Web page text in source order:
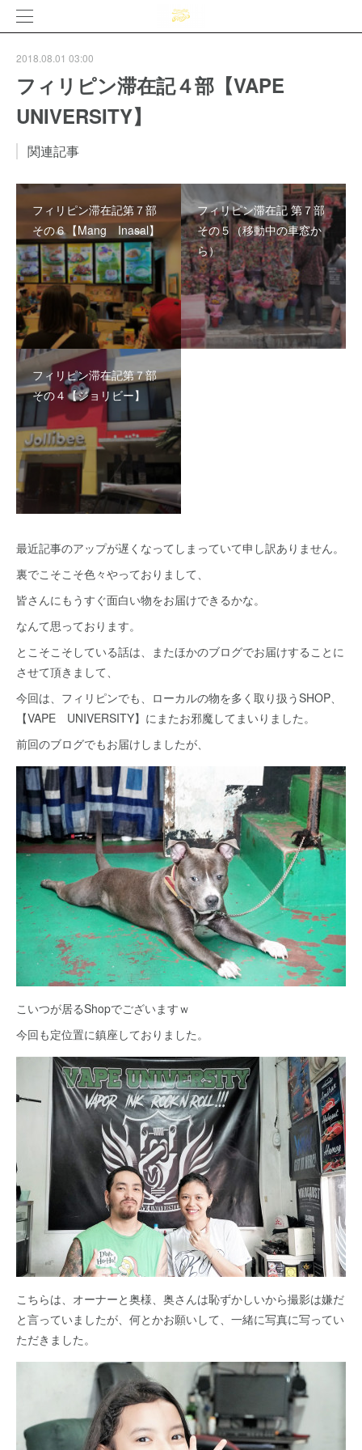
2018.08.01 03:00
フィリピン滞在記４部【VAPE
UNIVERSITY】
関連記事
フィリピン滞在記第７部
その６【Mang Inasal】
フィリピン滞在記 第７部
その５（移動中の車窓か
ら）
フィリピン滞在記第７部
その４【ジョリビー】
最近記事のアップが遅くなってしまっていて申し訳ありません。
裏でこそこそ色々やっておりまして、
皆さんにもうすぐ面白い物をお届けできるかな。
なんて思っております。
とこそこそしている話は、またほかのブログでお届けすることに
させて頂きまして、
今回は、フィリピンでも、ローカルの物を多く取り扱うSHOP、
【VAPE UNIVERSITY】にまたお邪魔してまいりました。
前回のブログでもお届けしましたが、
こいつが居るShopでございますｗ
今回も定位置に鎮座しておりました。
こちらは、オーナーと奥様、奥さんは恥ずかしいから撮影は嫌だ
と言っていましたが、何とかお願いして、一緒に写真に写ってい
ただきました。